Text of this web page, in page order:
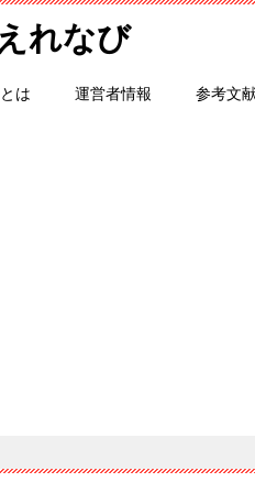
れなび
は 運営者情報 参考文